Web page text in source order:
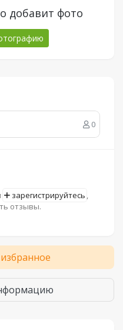
добавит фото
0
зарегистрируйтесь ,
отзывы.